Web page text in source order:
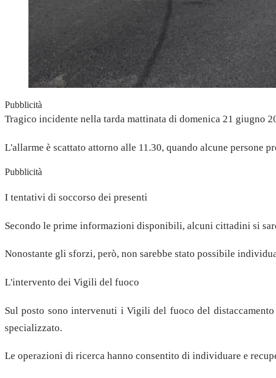
Pubblicità
Tragico incidente nella tarda mattinata di domenica 21 giugno
L'allarme è scattato attorno alle 11.30, quando alcune persone
Pubblicità
I tentativi di soccorso dei presenti
Secondo le prime informazioni disponibili, alcuni cittadini si
Nonostante gli sforzi, però, non sarebbe stato possibile
L'intervento dei Vigili del fuoco
Sul posto sono intervenuti i Vigili del fuoco del
specializzato.
Le operazioni di ricerca hanno consentito di individuare e